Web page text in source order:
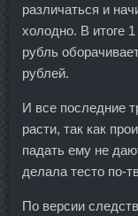
различаться и
холодно. В итоге
рубль
рублей.
И все последние
расти, так как
падать ему не
делала тесто по-
По версии